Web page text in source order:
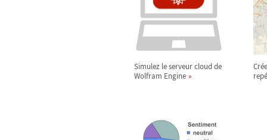
Simulez le serveur cloud de
Wolfram Engine